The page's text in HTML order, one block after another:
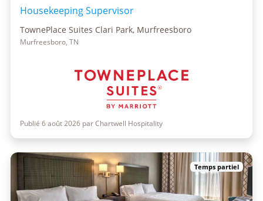
Housekeeping Supervisor
TownePlace Suites Clari Park, Murfreesboro
Murfreesboro, TN
Publié 6 août 2026 par Chartwell Hospitality
Temps partiel